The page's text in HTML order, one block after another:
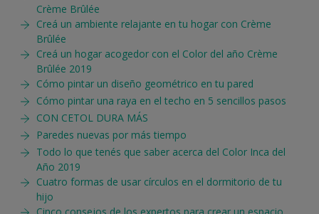
Crème Brûlée
Creá un ambiente relajante en tu hogar con Crème
Brûlée
Creá un hogar acogedor con el Color del año Crème
Brûlée 2019
Cómo pintar un diseño geométrico en tu pared
Cómo pintar una raya en el techo en 5 sencillos pasos
CON CETOL DURA MÁS
Paredes nuevas por más tiempo
Todo lo que tenés que saber acerca del Color Inca del
Año 2019
Cuatro formas de usar círculos en el dormitorio de tu
hijo